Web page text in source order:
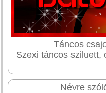
Táncos
Szexi táncos sziluett,
Névre